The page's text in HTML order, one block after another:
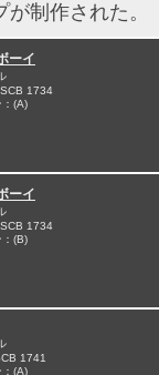
制作された。
ーイ
1734
(A)
ーイ
1734
(B)
1741
(A)